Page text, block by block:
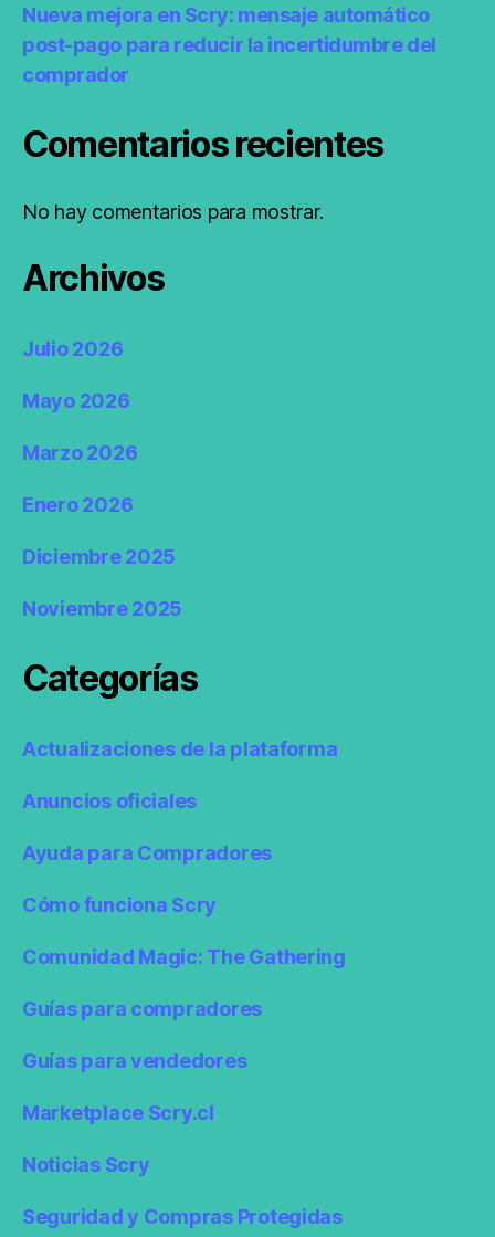
Nueva mejora en Scry: mensaje automático
post-pago para reducir la incertidumbre del
comprador
Comentarios recientes
No hay comentarios para mostrar.
Archivos
Julio 2026
Mayo 2026
Marzo 2026
Enero 2026
Diciembre 2025
Noviembre 2025
Categorías
Actualizaciones de la plataforma
Anuncios oficiales
Ayuda para Compradores
Cómo funciona Scry
Comunidad Magic: The Gathering
Guías para compradores
Guías para vendedores
Marketplace Scry.cl
Noticias Scry
Seguridad y Compras Protegidas